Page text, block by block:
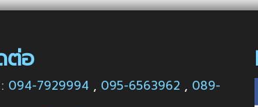
ต่อ
094-7929994 , 095-6563962 , 089-